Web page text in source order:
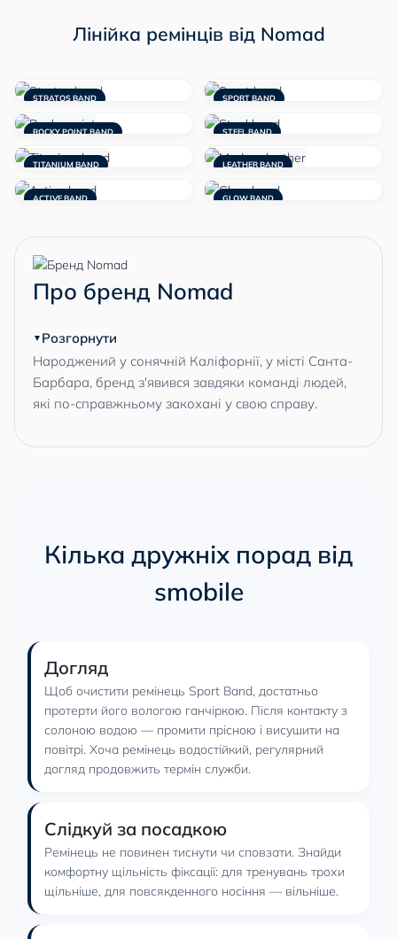
Лінійка ремінців від Nomad
STRATOS BAND SPORT BAND
ROCKY POINT BAND STEEL BAND
TITANIUM BAND LEATHER BAND
ACTIVE BAND GLOW BAND
Про бренд Nomad
Розгорнути
Народжений у сонячній Каліфорнії, у місті Санта-
Барбара, бренд з'явився завдяки команді людей,
які по-справжньому закохані у свою справу.
Кілька дружніх порад від
smobile
Догляд
Щоб очистити ремінець Sport Band, достатньо
протерти його вологою ганчіркою. Після контакту з
солоною водою — промити прісною і висушити на
повітрі. Хоча ремінець водостійкий, регулярний
догляд продовжить термін служби.
Слідкуй за посадкою
Ремінець не повинен тиснути чи сповзати. Знайди
комфортну щільність фіксації: для тренувань трохи
щільніше, для повсякденного носіння — вільніше.